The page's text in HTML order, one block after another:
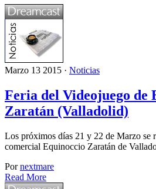
Marzo 13 2015 · Noticias
Feria del Videojuego de
Zaratán (Valladolid)
Los próximos días 21 y 22 de Marzo se
comercial Equinoccio Zaratán de
Pornextmare
Read More